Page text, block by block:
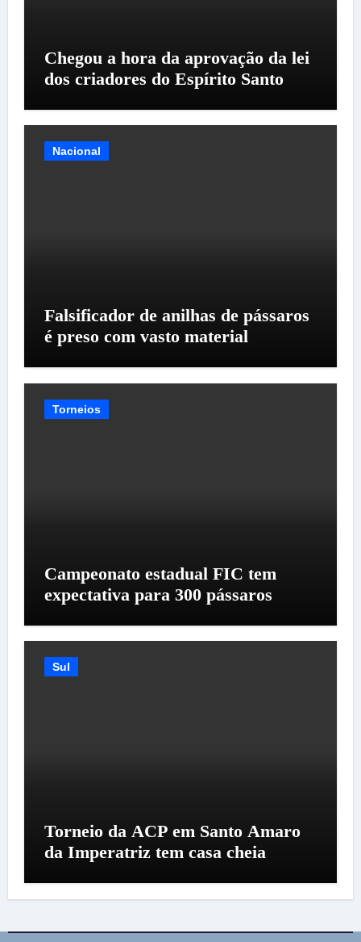
Chegou a hora da aprovação da lei
dos criadores do Espírito Santo
Nacional
Falsificador de anilhas de pássaros
é preso com vasto material
Torneios
Campeonato estadual FIC tem
expectativa para 300 pássaros
Sul
Torneio da ACP em Santo Amaro
da Imperatriz tem casa cheia